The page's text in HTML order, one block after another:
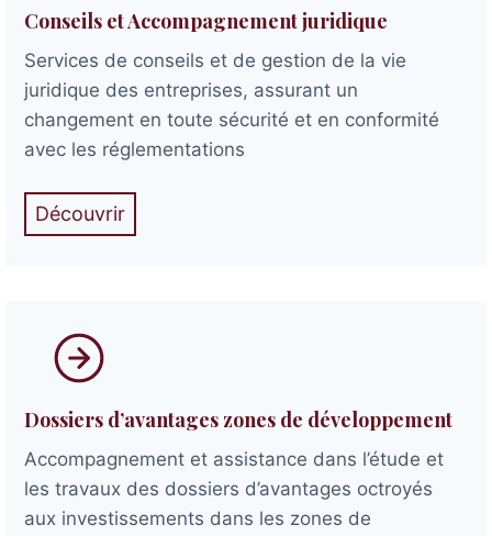
Conseils et Accompagnement juridique
Services de conseils et de gestion de la vie
juridique des entreprises, assurant un
changement en toute sécurité et en conformité
avec les réglementations
Découvrir
Dossiers d’avantages zones de développement
Accompagnement et assistance dans l’étude et
les travaux des dossiers d’avantages octroyés
aux investissements dans les zones de